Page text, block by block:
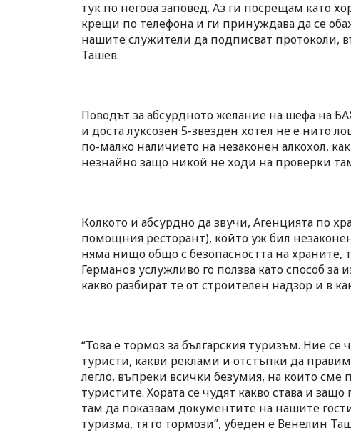
тук по негова заповед. Аз ги посрещам като
крещи по телефона и ги принуждава да се
нашите служители да подписват протоколи,
Ташев.
Поводът за абсурдното желание на шефа на
и доста луксозен 5-звезден хотел не е нито
по-малко наличието на незаконен алкохол,
незнайно защо никой не ходи на проверки
Колкото и абсурдно да звучи, Агенцията по
помощния ресторант), който уж бил
няма нищо общо с безопасността на храните,
Германов услужливо го ползва като способ за
какво разбират те от строителен надзор и в
“Това е тормоз за българския туризъм. Ние
туристи, какви реклами и отстъпки да
легло, въпреки всички безумия, на които
туристите. Хората се чудят какво става и
там да показвам документите на нашите
туризма, тя го тормози”, убеден е Венелин